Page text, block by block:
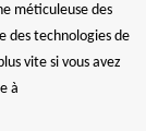
méticuleuse des
des technologies de
vite si vous avez
à